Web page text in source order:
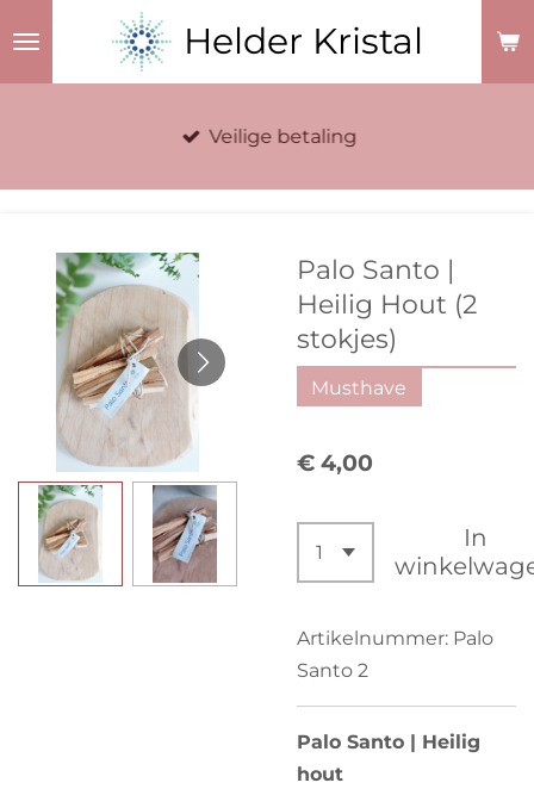
naar
Helder Kristal
Veilige betaling
Palo Santo |
Heilig Hout (2
stokjes)
Musthave
€ 4,00
In
Artikelnummer: Palo
Santo 2
Palo Santo | Heilig
hout